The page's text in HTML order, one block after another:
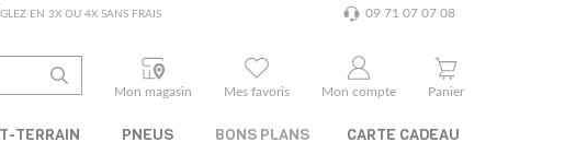
EN 3X OU 4X SANS FRAIS 09 71 07 07 08
Mon magasin
Mes favoris Mon compte Panier
TERRAIN PNEUS BONS PLANS CARTE CADEAU